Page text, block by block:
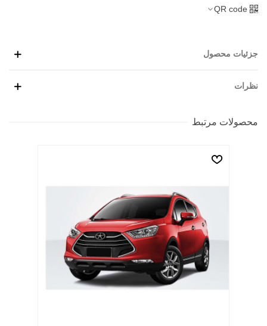
QR code
جزئیات محصول
نظرات
محصولات مرتبط